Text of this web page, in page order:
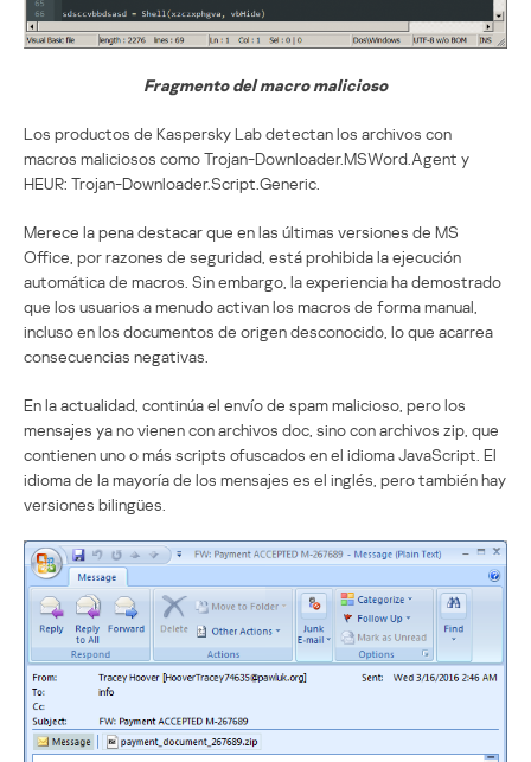
Fragmento del macro malicioso
Los productos de Kaspersky Lab detectan los archivos con
macros maliciosos como Trojan-Downloader.MSWord.Agent y
HEUR: Trojan-Downloader.Script.Generic.
Merece la pena destacar que en las últimas versiones de MS
Office, por razones de seguridad, está prohibida la ejecución
automática de macros. Sin embargo, la experiencia ha demostrado
que los usuarios a menudo activan los macros de forma manual,
incluso en los documentos de origen desconocido, lo que acarrea
consecuencias negativas.
En la actualidad, continúa el envío de spam malicioso, pero los
mensajes ya no vienen con archivos doc, sino con archivos zip, que
contienen uno o más scripts ofuscados en el idioma JavaScript. El
idioma de la mayoría de los mensajes es el inglés, pero también hay
versiones bilingües.